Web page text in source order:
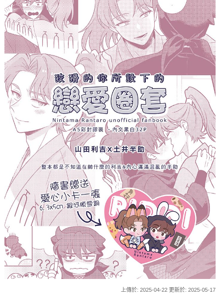
上傳於: 2025-04-22 更新於: 2025-05-17